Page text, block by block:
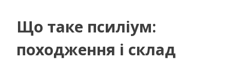
Що таке псиліум:
походження і склад